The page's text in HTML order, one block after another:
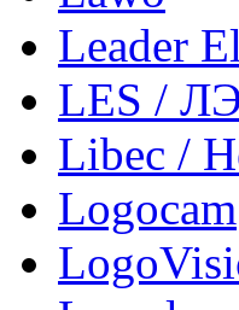
Leader
LES /
Libec /
Logocam